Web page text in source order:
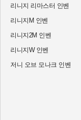
리니지 리마스터 인벤
리니지M 인벤
리니지2M 인벤
리니지W 인벤
저니 오브 모나크 인벤